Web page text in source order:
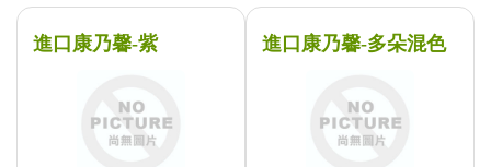
進口康乃馨-紫 進口康乃馨-多朵混色